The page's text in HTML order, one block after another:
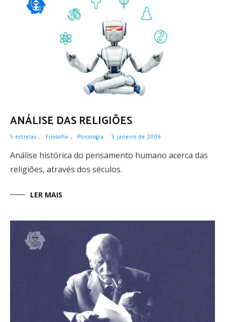
ANÁLISE DAS RELIGIÕES
5 estrelas , Filosofia , Psicologia 5 janeiro de 2009
Análise histórica do pensamento humano acerca das
religiões, através dos séculos.
LER MAIS